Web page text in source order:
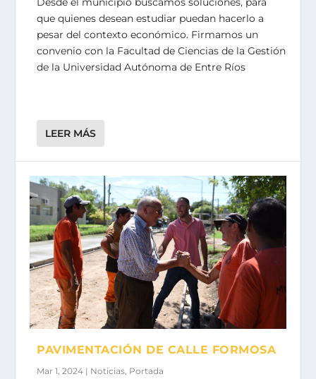
que quienes desean estudiar puedan hacerlo a
pesar del contexto económico. Firmamos un
convenio con la Facultad de Ciencias de la Gestión
de la Universidad Autónoma de Entre Ríos
LEER MÁS
PAVIMENTACIÓN DE CALLE FORMOSA
Mar 1, 2024 | Noticias, Portada